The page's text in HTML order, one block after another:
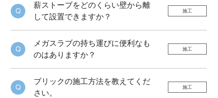
薪ストーブをどのくらい壁から離
して設置できますか？
施工
メガスラブの持ち運びに便利なも
のはありますか？
施工
ブリックの施工方法を教えてくだ
さい。
施工